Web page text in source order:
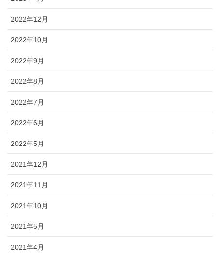
2022年12月
2022年10月
2022年9月
2022年8月
2022年7月
2022年6月
2022年5月
2021年12月
2021年11月
2021年10月
2021年5月
2021年4月